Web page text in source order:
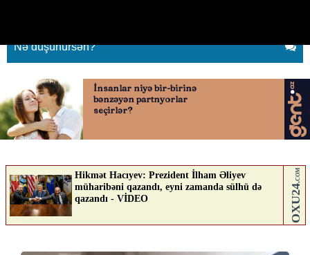
Nə düşünürsən?